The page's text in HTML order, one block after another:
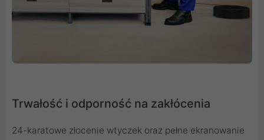
Trwałość i odporność na zakłócenia
24-karatowe złocenie wtyczek oraz pełne ekranowanie